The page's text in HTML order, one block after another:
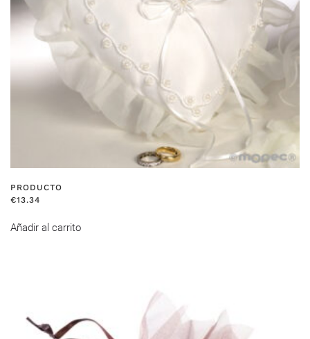
PRODUCTO
€13.34
Añadir al carrito